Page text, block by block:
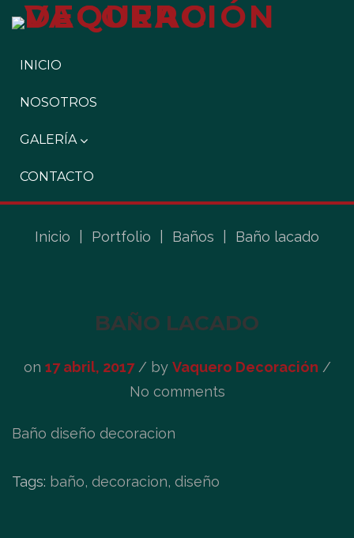
INICIO
NOSOTROS
GALERÍA
CONTACTO
Inicio Portfolio Baños Baño lacado
BAÑO LACADO
on 17 abril, 2017/ by Vaquero Decoración /
No comments
Baño diseño decoracion
Tags: baño, decoracion, diseño